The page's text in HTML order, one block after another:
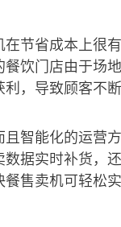
节省成本上很
饮门店由于场
，导致顾客不断
智能化的运营
据实时补货，
售卖机可轻松